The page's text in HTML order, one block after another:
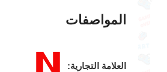
المواصفات
العلامة التجارية: